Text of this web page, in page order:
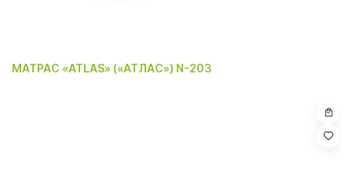
МАТРАС «ATLAS» («АТЛАС») N-203